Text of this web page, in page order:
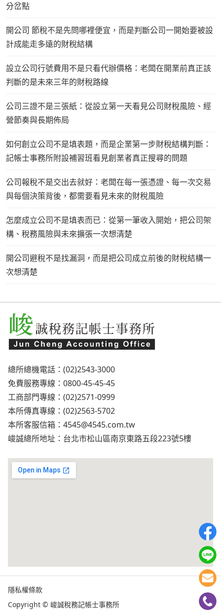
分岔點
開公司 節稅不是先問哪裡便宜，而是判斷公司一開始要被設
計成能走多遠的財稅結構
設立公司行號費用不是只看代辦價格：老闆在開業前真正該
判斷的是未來三年的財稅路線
公司三證不是三張紙：從設立第一天看見公司財稅風險、經
營節奏與長期佈局
如何創立公司不是填表題，而是企業第一步財稅結構判斷：
記帳士事務所附設補習班看見創業者真正搜尋的問題
公司報稅不是交出去就好：老闆在每一張憑證、每一次交易
與每個決策背後，都需要看見未來的財稅風險
怎麼成立公司不是填表而已：從第一筆收入開始，把公司架
構、稅務風險與未來擴張一次想清楚
開公司避稅不是找漏洞，而是把公司成立前後的財稅結構一
次想清楚
總所總機電話：(02)2543-3000
免費服務專線：0800-45-45-45
工商部門專線：(02)2571-0999
本所傳真專線：(02)2563-5702
本所客服信箱： 4545@4545.com.tw
峻誠總所地址：台北市松山區南京東路五段223號5樓
隱私權條款
Copyright © 峻誠稅務記帳士事務所